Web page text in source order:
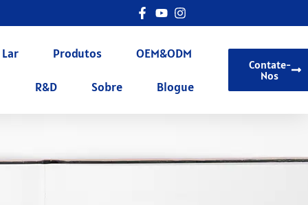
Lar Produtos OEM&ODM
R&D Sobre Blogue
Contate-
Nos